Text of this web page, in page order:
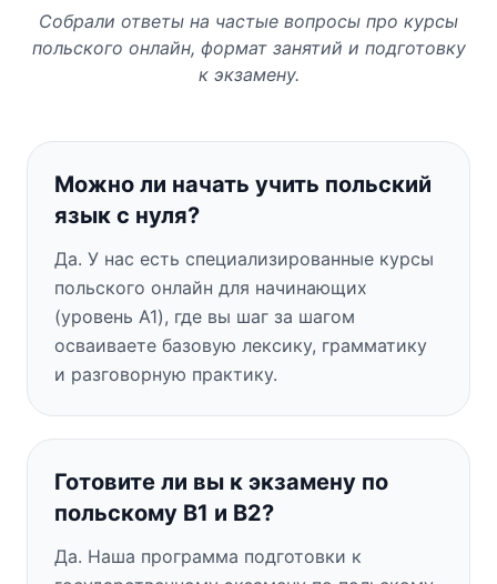
Собрали ответы на частые вопросы про курсы
польского онлайн, формат занятий и подготовку
к экзамену.
Можно ли начать учить польский
язык с нуля?
Да. У нас есть специализированные курсы
польского онлайн для начинающих
(уровень A1), где вы шаг за шагом
осваиваете базовую лексику, грамматику
и разговорную практику.
Готовите ли вы к экзамену по
польскому B1 и B2?
Да. Наша программа подготовки к